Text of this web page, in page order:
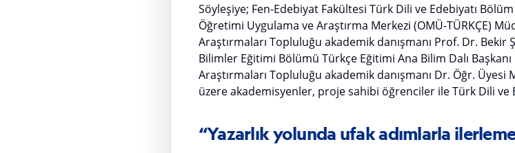
Söyleşiye; Fen-Edebiyat Fakültesi Türk Dili ve Edebiyatı
Öğretimi Uygulama ve Araştırma Merkezi (OMÜ-TÜRKÇE)
Araştırmaları Topluluğu akademik danışmanı Prof. Dr. Bekir
Bilimler Eğitimi Bölümü Türkçe Eğitimi Ana Bilim Dalı
Araştırmaları Topluluğu akademik danışmanı Dr. Öğr.
üzere akademisyenler, proje sahibi öğrenciler ile Türk Dili ve
“Yazarlık yolunda ufak adımlarla